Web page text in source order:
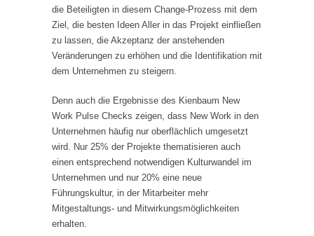
die Beteiligten in diesem Change-Prozess mit dem
Ziel, die besten Ideen Aller in das Projekt einfließen
zu lassen, die Akzeptanz der anstehenden
Veränderungen zu erhöhen und die Identifikation mit
dem Unternehmen zu steigern.
Denn auch die Ergebnisse des Kienbaum New
Work Pulse Checks zeigen, dass New Work in den
Unternehmen häufig nur oberflächlich umgesetzt
wird. Nur 25% der Projekte thematisieren auch
einen entsprechend notwendigen Kulturwandel im
Unternehmen und nur 20% eine neue
Führungskultur, in der Mitarbeiter mehr
Mitgestaltungs- und Mitwirkungsmöglichkeiten
erhalten.